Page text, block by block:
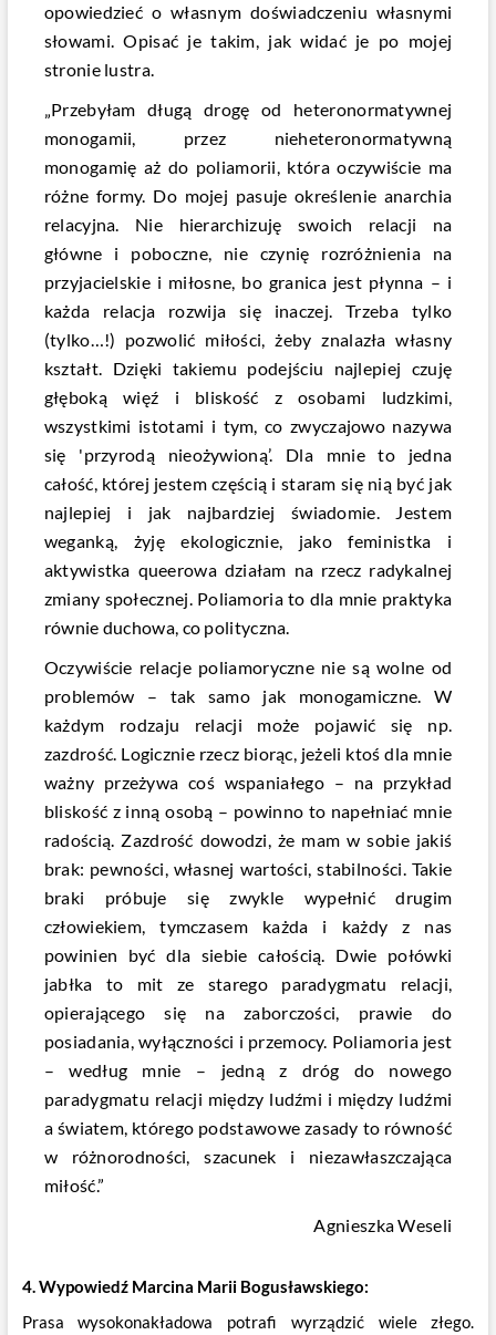
opowiedzieć o własnym doświadczeniu własnymi
słowami. Opisać je takim, jak widać je po mojej
stronie lustra.
„Przebyłam długą drogę od heteronormatywnej
monogamii, przez nieheteronormatywną
monogamię aż do poliamorii, która oczywiście ma
różne formy. Do mojej pasuje określenie anarchia
relacyjna. Nie hierarchizuję swoich relacji na
główne i poboczne, nie czynię rozróżnienia na
przyjacielskie i miłosne, bo granica jest płynna – i
każda relacja rozwija się inaczej. Trzeba tylko
(tylko…!) pozwolić miłości, żeby znalazła własny
kształt. Dzięki takiemu podejściu najlepiej czuję
głęboką więź i bliskość z osobami ludzkimi,
wszystkimi istotami i tym, co zwyczajowo nazywa
się 'przyrodą nieożywioną’. Dla mnie to jedna
całość, której jestem częścią i staram się nią być jak
najlepiej i jak najbardziej świadomie. Jestem
weganką, żyję ekologicznie, jako feministka i
aktywistka queerowa działam na rzecz radykalnej
zmiany społecznej. Poliamoria to dla mnie praktyka
równie duchowa, co polityczna.
Oczywiście relacje poliamoryczne nie są wolne od
problemów – tak samo jak monogamiczne. W
każdym rodzaju relacji może pojawić się np.
zazdrość. Logicznie rzecz biorąc, jeżeli ktoś dla mnie
ważny przeżywa coś wspaniałego – na przykład
bliskość z inną osobą – powinno to napełniać mnie
radością. Zazdrość dowodzi, że mam w sobie jakiś
brak: pewności, własnej wartości, stabilności. Takie
braki próbuje się zwykle wypełnić drugim
człowiekiem, tymczasem każda i każdy z nas
powinien być dla siebie całością. Dwie połówki
jabłka to mit ze starego paradygmatu relacji,
opierającego się na zaborczości, prawie do
posiadania, wyłączności i przemocy. Poliamoria jest
– według mnie – jedną z dróg do nowego
paradygmatu relacji między ludźmi i między ludźmi
a światem, którego podstawowe zasady to równość
w różnorodności, szacunek i niezawłaszczająca
miłość.”
Agnieszka Weseli
4. Wypowiedź Marcina Marii Bogusławskiego:
Prasa wysokonakładowa potrafi wyrządzić wiele złego.